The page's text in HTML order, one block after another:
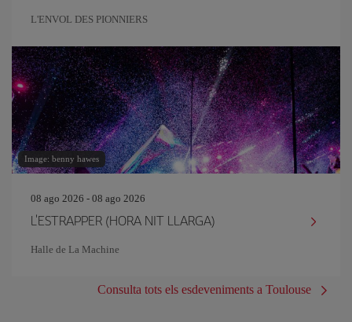
L'ENVOL DES PIONNIERS
Image: benny hawes
08 ago 2026 - 08 ago 2026
L'ESTRAPPER (HORA NIT LLARGA)
Halle de La Machine
Consulta tots els esdeveniments a Toulouse